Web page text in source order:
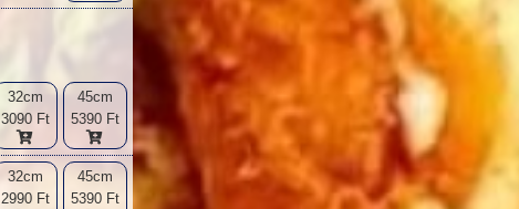
32cm
3090 Ft
45cm
5390 Ft
32cm
2990 Ft
45cm
5390 Ft